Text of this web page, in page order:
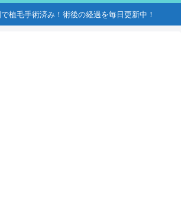
植毛手術済み！術後の経過を毎日更新中！